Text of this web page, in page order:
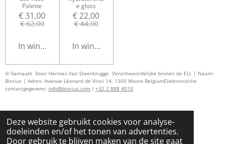
Deze website gebruikt cookies voor analyse-
doeleinden en/of het tonen van advertenties.
Door gebruik te blijven maken van de site gaat
Palette
€ 31,00
€ 62,00
In winkelwagen
e gloss
€ 22,00
€ 44,00
In winkelwagen
© Gemaakt Door Hermes Van Steenbrugge Verantwoordelijke binnen de EU; | Naam:
Biorius | Adres: Avenue Léonard de Vinci 14, 1300 Wavre BelgiumElektronische
contactgegevens: info@biorius.com / +32 2 888 4010